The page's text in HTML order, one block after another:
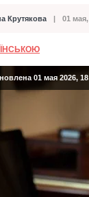
Крутякова 01
01 мая 2026,